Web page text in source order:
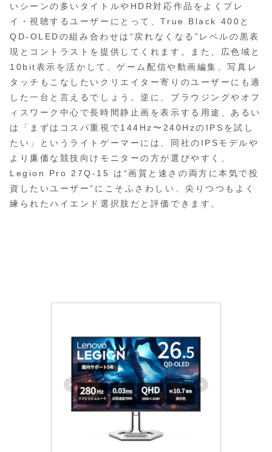
いシーンの多いタイトルやHDR対応作品をよくプレ
イ・視聴するユーザーにとって、True Black 400と
QD‑OLEDの組み合わせは“戻れなくなる”レベルの黒表
現とコントラストを提供してくれます。また、広色域と
10bit表示を活かして、ゲーム配信や動画編集、写真レ
タッチもこなしたいクリエイター寄りのユーザーにも適
した一台と言えるでしょう。逆に、ブラウジングやオフ
ィスワーク中心で長時間静止画を表示する用途、あるい
は「まずはコスパ重視で144Hz〜240HzのIPSを試し
たい」というライトゲーマーには、同社のIPSモデルや
より廉価な競技向けモニターの方が選びやすく、
Legion Pro 27Q-15 は“画質と速さの両方に本気で投
資したいユーザー”にこそふさわしい、尖りつつもよく
練られたハイエンド選択肢だと評価できます。